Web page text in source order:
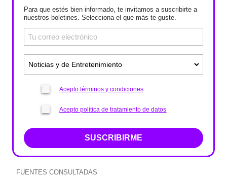
Para que estés bien informado, te invitamos a suscribirte a
nuestros boletines. Selecciona el que más te guste.
Acepto términos y condiciones
Acepto política de tratamiento de datos
SUSCRIBIRME
FUENTES CONSULTADAS